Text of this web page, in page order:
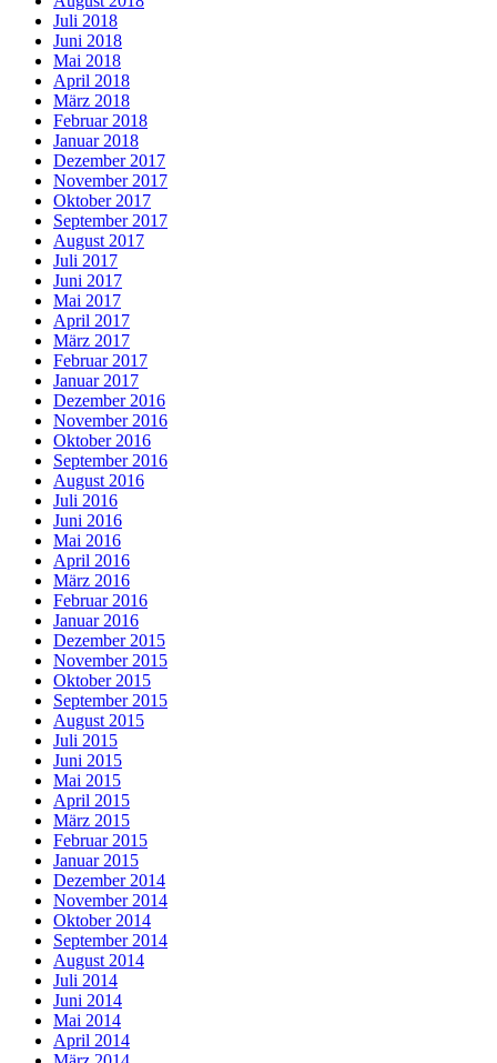
Juli 2018
Juni 2018
Mai 2018
April 2018
März 2018
Februar 2018
Januar 2018
Dezember 2017
November 2017
Oktober 2017
September 2017
August 2017
Juli 2017
Juni 2017
Mai 2017
April 2017
März 2017
Februar 2017
Januar 2017
Dezember 2016
November 2016
Oktober 2016
September 2016
August 2016
Juli 2016
Juni 2016
Mai 2016
April 2016
März 2016
Februar 2016
Januar 2016
Dezember 2015
November 2015
Oktober 2015
September 2015
August 2015
Juli 2015
Juni 2015
Mai 2015
April 2015
März 2015
Februar 2015
Januar 2015
Dezember 2014
November 2014
Oktober 2014
September 2014
August 2014
Juli 2014
Juni 2014
Mai 2014
April 2014